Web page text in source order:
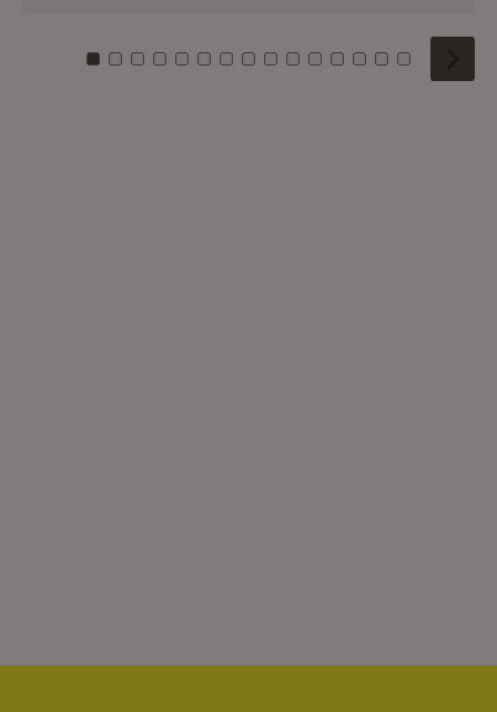
Zu Kachel: 0
Zu Kachel: 1
Zu Kachel: 2
Zu Kachel: 3
Zu Kachel: 4
Zu Kachel: 5
Zu Kachel: 6
Zu Kachel: 7
Zu Kachel: 8
Zu Kachel: 9
Zu Kachel: 10
Zu Kachel: 11
Zu Kachel: 12
Zu Kachel:
Zu